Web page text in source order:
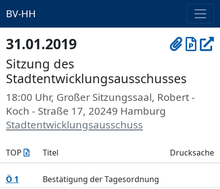
BV-HH
31.01.2019
Sitzung des
Stadtentwicklungsausschusses
18:00 Uhr, Großer Sitzungssaal, Robert -
Koch - Straße 17, 20249 Hamburg
Stadtentwicklungsausschuss
TOP Titel Drucksache
Ö 1 Bestätigung der Tagesordnung